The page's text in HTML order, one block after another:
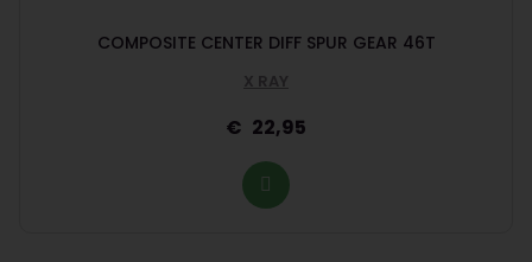
COMPOSITE CENTER DIFF SPUR GEAR 46T
X RAY
22,95